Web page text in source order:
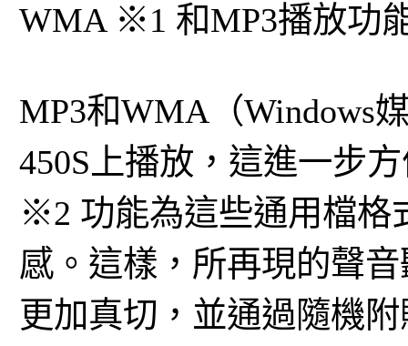
WMA ※1 和MP3播放功
MP3和WMA（Windows
450S上播放，這進一步
※2 功能為這些通用檔格
感。這樣，所再現的聲
更加真切，並通過隨機